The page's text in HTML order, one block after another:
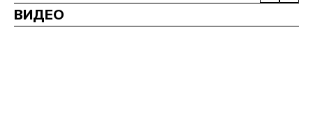
ВИДЕО